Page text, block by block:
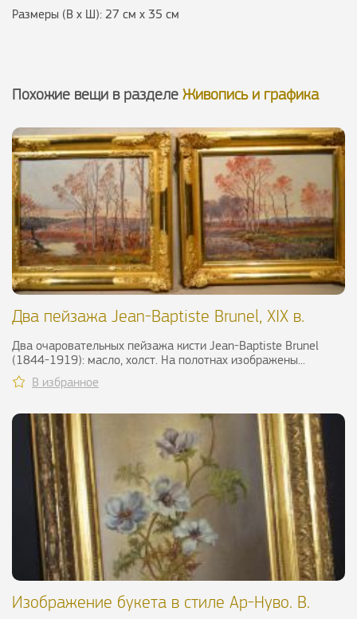
Размеры (В х Ш): 27 см х 35 см
Похожие вещи в разделе Живопись и графика
Два пейзажа Jean-Baptiste Brunel, XIX в.
Два очаровательных пейзажа кисти Jean-Baptiste Brunel
(1844-1919): масло, холст. На полотнах изображены...
В избранное
Изображение букета в стиле Ар-Нуво. B.